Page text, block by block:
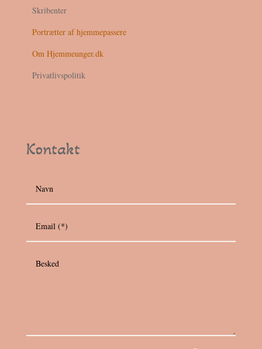
Skribenter
Portrætter af hjemmepassere
Om Hjemmeunger.dk
Privatlivspolitik
Kontakt